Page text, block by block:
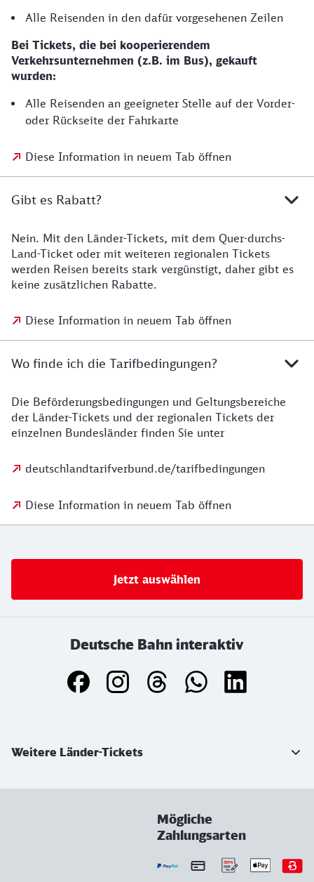
Alle Reisenden in den dafür vorgesehenen Zeilen
Bei Tickets, die bei kooperierendem
Verkehrsunternehmen (z.B. im Bus), gekauft
wurden:
Alle Reisenden an geeigneter Stelle auf der Vorder-
oder Rückseite der Fahrkarte
Diese Information in neuem Tab öffnen
Gibt es Rabatt?
Nein. Mit den Länder-Tickets, mit dem Quer-durchs-
Land-Ticket oder mit weiteren regionalen Tickets
werden Reisen bereits stark vergünstigt, daher gibt es
keine zusätzlichen Rabatte.
Diese Information in neuem Tab öffnen
Wo finde ich die Tarifbedingungen?
Die Beförderungsbedingungen und Geltungsbereiche
der Länder-Tickets und der regionalen Tickets der
einzelnen Bundesländer finden Sie unter
deutschlandtarifverbund.de/tarifbedingungen
Diese Information in neuem Tab öffnen
Jetzt auswählen
Deutsche Bahn interaktiv
Weitere Länder-Tickets
Mögliche
Zahlungsarten